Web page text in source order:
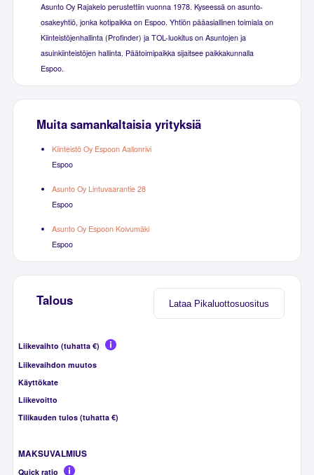
Asunto Oy Rajakelo perustettiin vuonna 1978. Kyseessä on asunto-
osakeyhtiö, jonka kotipaikka on Espoo. Yhtiön pääasiallinen toimiala on
Kiinteistöjenhallinta (Profinder) ja TOL-luokitus on Asuntojen ja
asuinkiinteistöjen hallinta. Päätoimipaikka sijaitsee paikkakunnalla
Espoo.
Muita samankaltaisia yrityksiä
Kiinteistö Oy Espoon Aallonrivi
Espoo
Asunto Oy Lintuvaarantie 28
Espoo
Asunto Oy Espoon Koivumäki
Espoo
Lataa Pikaluottosuositus
Talous
Liikevaihto (tuhatta €)
Liikevaihdon muutos
Käyttökate
Liikevoitto
Tilikauden tulos (tuhatta €)
MAKSUVALMIUS
Quick ratio